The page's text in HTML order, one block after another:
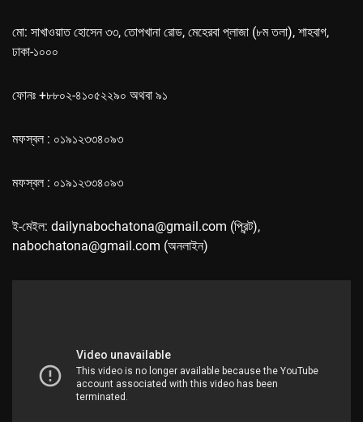
মো: সাখাওয়াত হোসেন ৩৩, তোপখানা রোড, মেহেরবা প্লাজা (৮ম তলা), শাহবাগ,
ঢাকা-১০০০
ফোনঃ +৮৮০২-৪১০৫২২৯০ অথবা ৯১
মফস্বল : ০১৯১২৩৩৪০৯৩
মফস্বল : ০১৯১২৩৩৪০৯৩
ই-মেইল: dailynabochatona@gmail.com (প্রিন্ট),
nabochatona@gmail.com (অনলাইন)